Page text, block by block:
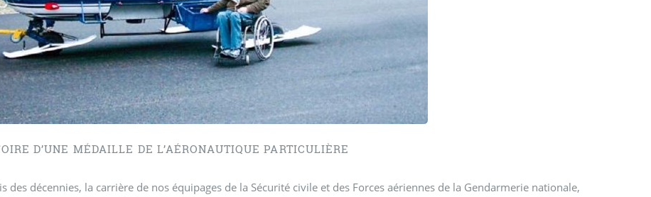
vie de résilience
D’UNE MÉDAILLE DE L’AÉRONAUTIQUE PARTICULIÈRE
des décennies, la carrière de nos équipages de la Sécurité civile et des Forces aériennes de la Gendarmerie nationale,